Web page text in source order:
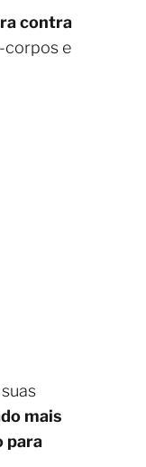
contra
corpos e
mais
para